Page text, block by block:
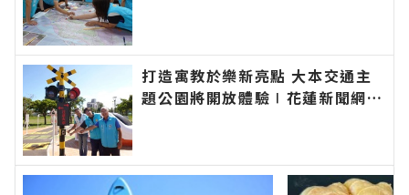
打造寓教於樂新亮點 大本交通主
題公園將開放體驗∣花蓮新聞網官